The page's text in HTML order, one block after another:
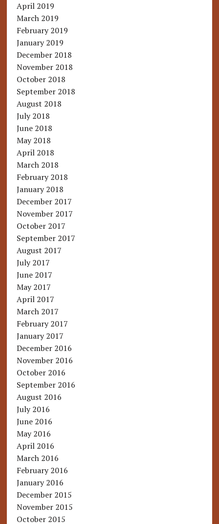
April 2019
March 2019
February 2019
January 2019
December 2018
November 2018
October 2018
September 2018
August 2018
July 2018
June 2018
May 2018
April 2018
March 2018
February 2018
January 2018
December 2017
November 2017
October 2017
September 2017
August 2017
July 2017
June 2017
May 2017
April 2017
March 2017
February 2017
January 2017
December 2016
November 2016
October 2016
September 2016
August 2016
July 2016
June 2016
May 2016
April 2016
March 2016
February 2016
January 2016
December 2015
November 2015
October 2015